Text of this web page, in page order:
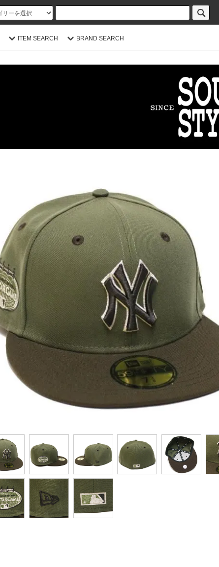
ITEM SEARCH BRAND SEARCH